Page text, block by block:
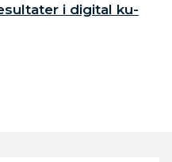
i digital ku-